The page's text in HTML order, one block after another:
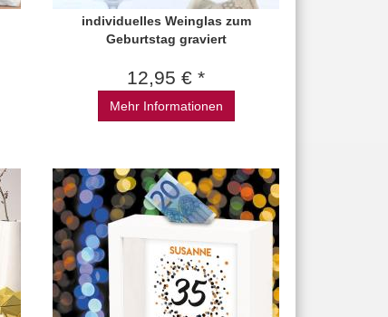
individuelles Weinglas zum
Geburtstag graviert
12,95 € *
Mehr Informationen